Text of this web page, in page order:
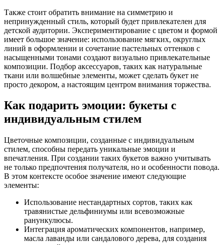
Также стоит обратить внимание на симметрию и
непринужденный стиль, который будет привлекателен для
детской аудитории. Экспериментирование с цветом и формой
имеет большое значение: использование мягких, округлых
линий в оформлении и сочетание пастельных оттенков с
насыщенными тонами создают визуально привлекательные
композиции. Подбор аксессуаров, таких как натуральные
ткани или волшебные элементы, может сделать букет не
просто декором, а настоящим центром внимания торжества.
Как подарить эмоции: букеты с
индивидуальным стилем
Цветочные композиции, созданные с индивидуальным
стилем, способны передать уникальные эмоции и
впечатления. При создании таких букетов важно учитывать
не только предпочтения получателя, но и особенности повода.
В этом контексте особое значение имеют следующие
элементы:
Использование нестандартных сортов, таких как
травянистые дельфиниумы или всевозможные
ранункулюсы.
Интеграция ароматических компонентов, например,
масла лаванды или сандалового дерева, для создания